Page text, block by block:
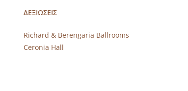
ΔΕΞΙΩΣΕΙΣ
Richard & Berengaria Ballrooms
Ceronia Hall